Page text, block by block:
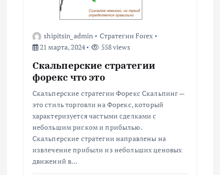
shipitsin_admin
Стратегии Forex
21 марта, 2024
558 views
Скальперские стратегии
форекс что это
Скальперские стратегии Форекс Скальпинг —
это стиль торговли на Форекс, который
характеризуется частыми сделками с
небольшим риском и прибылью.
Скальперские стратегии направлены на
извлечение прибыли из небольших ценовых
движений в…